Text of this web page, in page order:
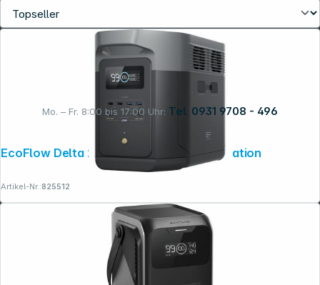
Mo. – Fr. 8:00 bis 17:00 Uhr: Tel. 0931 9708 - 496
EcoFlow Delta 2 Max - Portable Powerstation
Artikel-Nr.:825512